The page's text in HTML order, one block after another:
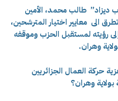
ديزاد” طالب محمد، الأمين
الى معايير اختيار المترشحين،
رؤيته لمستقبل الحزب وموقفه
وهران.
حركة العمال الجزائريين
وهران؟